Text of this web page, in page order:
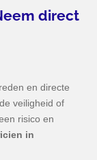
direct
en directe
veiligheid of
risico en
in